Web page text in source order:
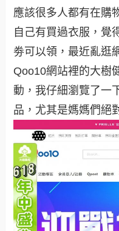
應該很多人都有在購
自己有買過衣服，覺
劵可以領，最近亂逛
Qoo10網站裡的大樹
動，我仔細瀏覽了一
品，尤其是媽媽們絕